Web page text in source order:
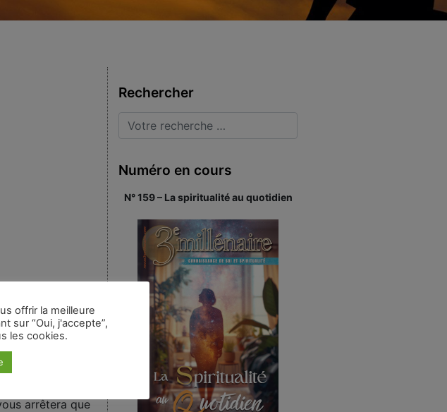
mobiles,
de progrès
qu’il n’y a
arrêtera que
Rechercher
Numéro en cours
N° 159 – La spiritualité au quotidien
offrir la meilleure
sur “Oui, j'accepte”,
les cookies.